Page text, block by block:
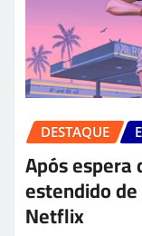
DESTAQUE
Após
estendido
Netflix